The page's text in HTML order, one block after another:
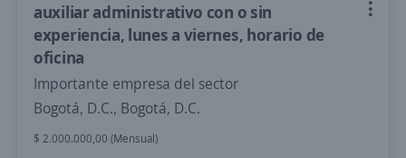
auxiliar administrativo con o sin
experiencia, lunes a viernes, horario de
oficina
Importante empresa del sector
Bogotá, D.C., Bogotá, D.C.
$ 2.000.000,00 (Mensual)